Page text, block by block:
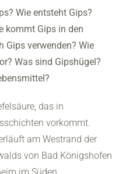
Wie entsteht Gips?
kommt Gips in den
Gips verwenden? Wie
Was sind Gipshügel?
das in
vorkommt.
am Westrand der
von Bad Königshofen